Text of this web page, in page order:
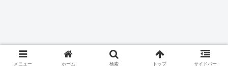
メニュー ホーム 検索 トップ サイドバー